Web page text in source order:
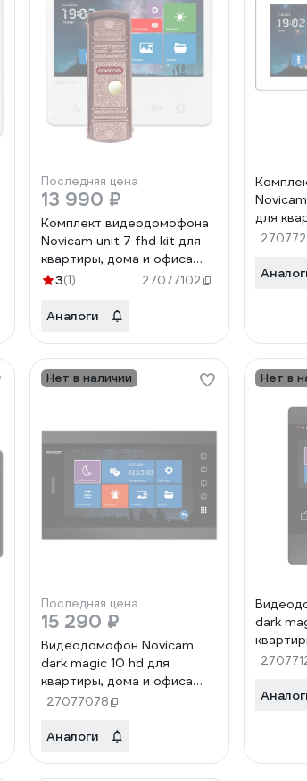
Последняя цена
13 990 ₽
Комплект видеодомофона
Novicam unit 7 fhd kit для
квартиры, дома и офиса
4005
3(1) 27077102
Аналоги
для
офиса
Нет в наличии
Последняя цена
15 290 ₽
Видеодомофон Novicam
dark magic 10 hd для
квартиры, дома и офиса
4805
27077078
Аналоги
Нет в
dark
4801